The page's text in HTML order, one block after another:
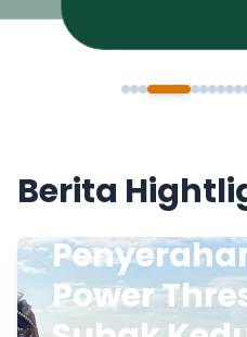
Berita
Power